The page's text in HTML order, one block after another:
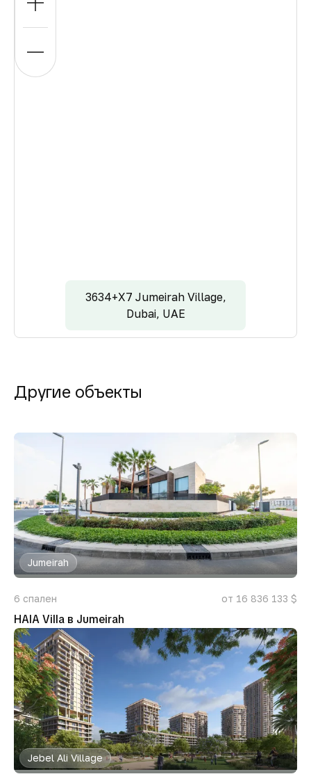
3634+X7 Jumeirah Village,
Dubai, UAE
Другие объекты
Jumeirah
6 спален от 16 836 133 $
HAIA Villa в Jumeirah
Jebel Ali Village